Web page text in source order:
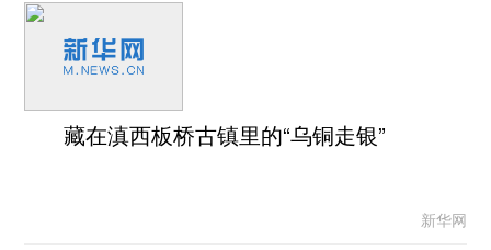
藏在滇西板桥古镇里的“乌铜走银”
新华网